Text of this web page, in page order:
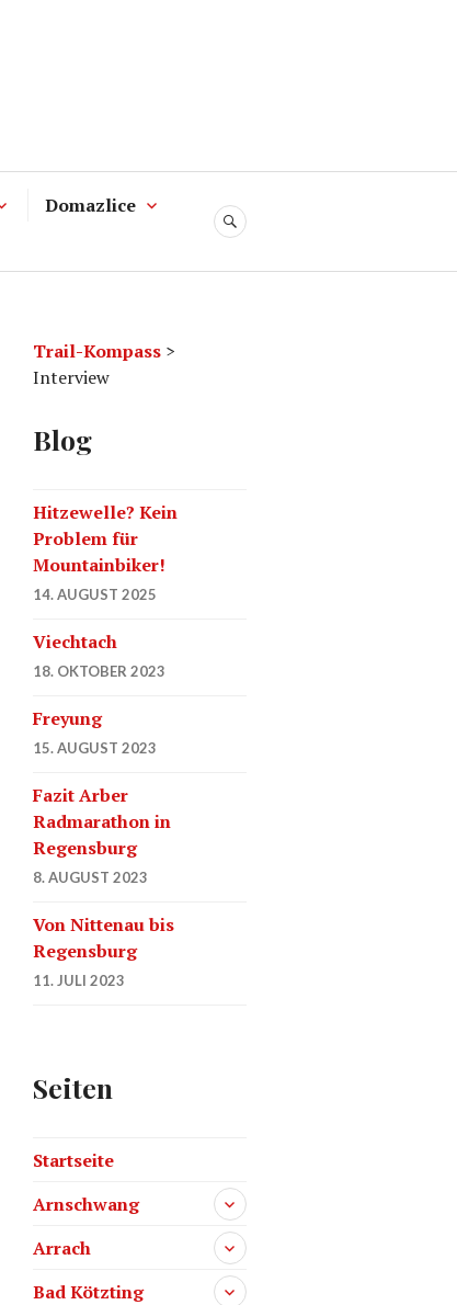
Domazlice
SUCHE
Trail-Kompass >
Interview
Blog
Hitzewelle? Kein
Problem für
Mountainbiker!
14. AUGUST 2025
Viechtach
18. OKTOBER 2023
Freyung
15. AUGUST 2023
Fazit Arber
Radmarathon in
Regensburg
8. AUGUST 2023
Von Nittenau bis
Regensburg
11. JULI 2023
Seiten
Startseite
Arnschwang
Arrach
Bad Kötzting